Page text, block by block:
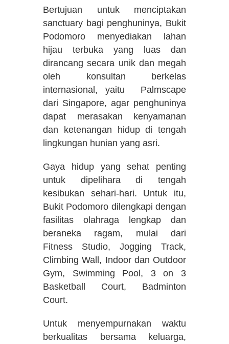
Bertujuan untuk menciptakan
sanctuary bagi penghuninya, Bukit
Podomoro menyediakan lahan
hijau terbuka yang luas dan
dirancang secara unik dan megah
oleh konsultan berkelas
internasional, yaitu Palmscape
dari Singapore, agar penghuninya
dapat merasakan kenyamanan
dan ketenangan hidup di tengah
lingkungan hunian yang asri.
Gaya hidup yang sehat penting
untuk dipelihara di tengah
kesibukan sehari-hari. Untuk itu,
Bukit Podomoro dilengkapi dengan
fasilitas olahraga lengkap dan
beraneka ragam, mulai dari
Fitness Studio, Jogging Track,
Climbing Wall, Indoor dan Outdoor
Gym, Swimming Pool, 3 on 3
Basketball Court, Badminton
Court.
Untuk menyempurnakan waktu
berkualitas bersama keluarga,